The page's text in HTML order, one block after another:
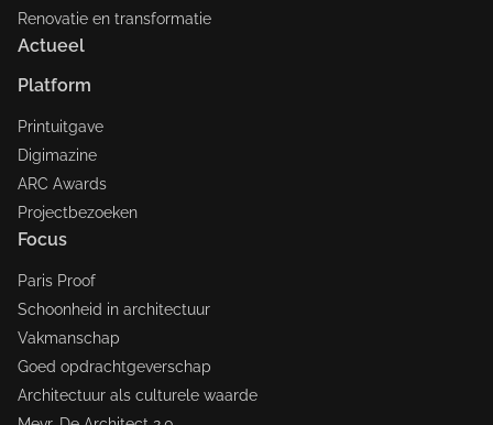
Renovatie en transformatie
Actueel
Platform
Printuitgave
Digimazine
ARC Awards
Projectbezoeken
Focus
Paris Proof
Schoonheid in architectuur
Vakmanschap
Goed opdrachtgeverschap
Architectuur als culturele waarde